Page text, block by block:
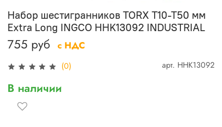
(0) арт. HHK13092
Набор шестигранников TORX Т10-Т50 мм
Extra Long INGCO HHK13092 INDUSTRIAL
755 руб с НДС
В наличии